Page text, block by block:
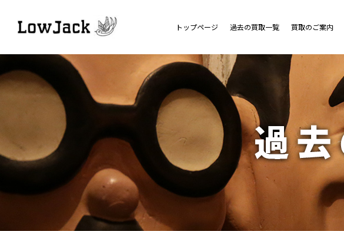
トップページ 過去の買取一覧 買取のご案内